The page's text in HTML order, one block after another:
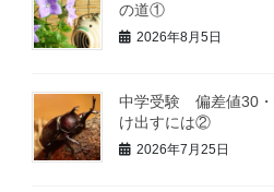
の道①
2026年8月5日
中学受験 偏差値30・
け出すには②
2026年7月25日